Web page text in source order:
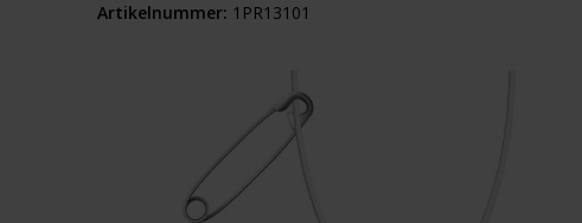
Artikelnummer: 1PR13101